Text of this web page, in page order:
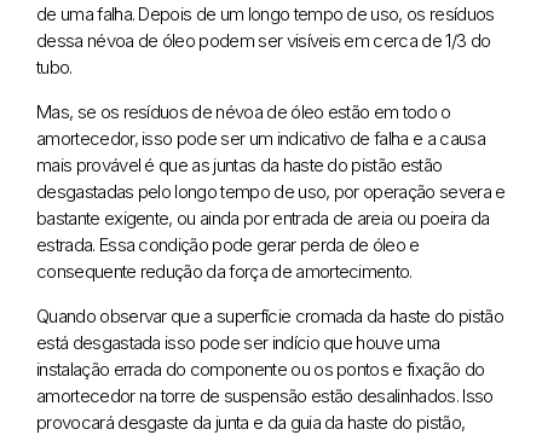
de uma falha. Depois de um longo tempo de uso, os resíduos
dessa névoa de óleo podem ser visíveis em cerca de 1/3 do
tubo.
Mas, se os resíduos de névoa de óleo estão em todo o
amortecedor, isso pode ser um indicativo de falha e a causa
mais provável é que as juntas da haste do pistão estão
desgastadas pelo longo tempo de uso, por operação severa e
bastante exigente, ou ainda por entrada de areia ou poeira da
estrada. Essa condição pode gerar perda de óleo e
consequente redução da força de amortecimento.
Quando observar que a superfície cromada da haste do pistão
está desgastada isso pode ser indício que houve uma
instalação errada do componente ou os pontos e fixação do
amortecedor na torre de suspensão estão desalinhados. Isso
provocará desgaste da junta e da guia da haste do pistão,